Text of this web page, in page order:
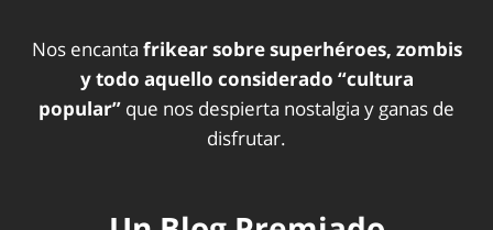
Nos encanta frikear sobre superhéroes, zombis
y todo aquello considerado “cultura
popular” que nos despierta nostalgia y ganas de
disfrutar.